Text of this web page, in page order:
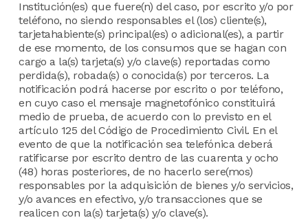
Institución(es) que fuere(n) del caso, por escrito y/o por
teléfono, no siendo responsables el (los) cliente(s),
tarjetahabiente(s) principal(es) o adicional(es), a partir
de ese momento, de los consumos que se hagan con
cargo a la(s) tarjeta(s) y/o clave(s) reportadas como
perdida(s), robada(s) o conocida(s) por terceros. La
notificación podrá hacerse por escrito o por teléfono,
en cuyo caso el mensaje magnetofónico constituirá
medio de prueba, de acuerdo con lo previsto en el
artículo 125 del Código de Procedimiento Civil. En el
evento de que la notificación sea telefónica deberá
ratificarse por escrito dentro de las cuarenta y ocho
(48) horas posteriores, de no hacerlo sere(mos)
responsables por la adquisición de bienes y/o servicios,
y/o avances en efectivo, y/o transacciones que se
realicen con la(s) tarjeta(s) y/o clave(s).